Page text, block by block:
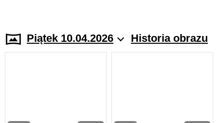
Piątek 10.04.2026 Historia obrazu